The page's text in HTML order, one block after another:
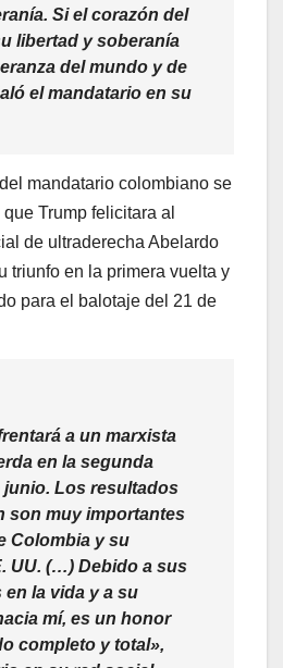
Si el corazón del
libertad y soberanía
del mundo y de
el mandatario en su
mandatario colombiano se
Trump felicitara al
de ultraderecha Abelardo
triunfo en la primera vuelta y
para el balotaje del 21 de
a un marxista
en la segunda
junio. Los resultados
son muy importantes
Colombia y su
UU. (…) Debido a sus
la vida y a su
mí, es un honor
completo y total»,